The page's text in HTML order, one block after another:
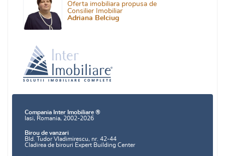
Oferta imobiliara propusa de
Consilier Imobiliar
Adriana Belciug
Compania Inter Imobiliare ®
Iasi, Romania, 2002-2026
Birou de vanzari
Bld. Tudor Vladimirescu, nr. 42-44
Cladirea de birouri Expert Building Center